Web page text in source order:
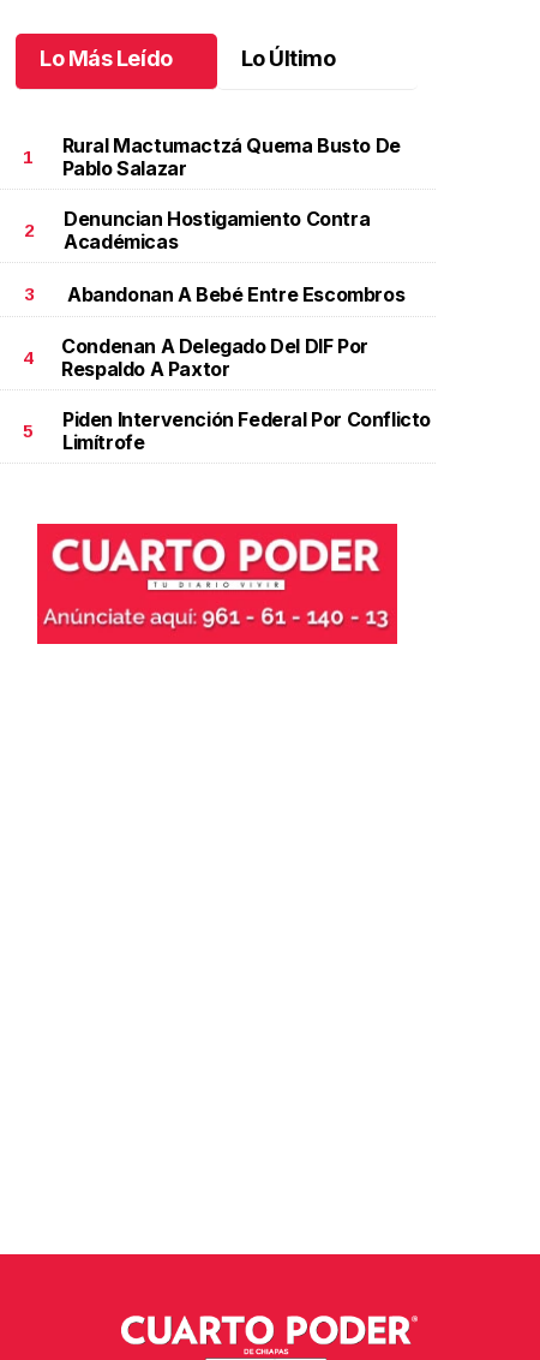
Maricarmen y Alejandro unieron sus vidas.Maricarmen
y Alejandro unieron sus vidas
Lo Más Leído Lo Último
1
Rural Mactumactzá Quema Busto De
Pablo Salazar
2
Denuncian Hostigamiento Contra
Académicas
3 Abandonan A Bebé Entre Escombros
4
Condenan A Delegado Del DIF Por
Respaldo A Paxtor
5
Piden Intervención Federal Por Conflicto
Limítrofe